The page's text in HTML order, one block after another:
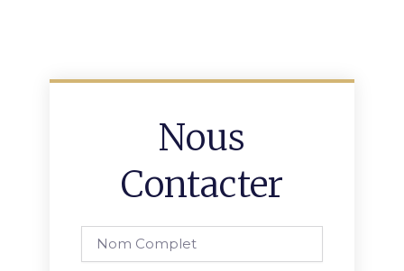
Nous
Contacter
complet